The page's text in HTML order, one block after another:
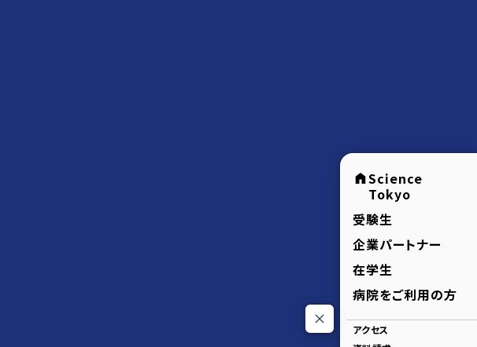
Science
Tokyo
受験生
企業パートナー
在学生
病院をご利用の方
アクセス